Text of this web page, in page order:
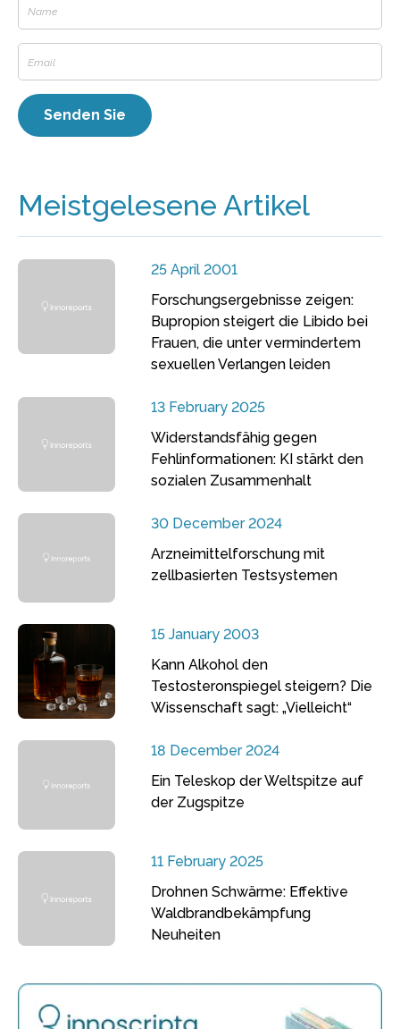
Meistgelesene Artikel
25 April 2001
Forschungsergebnisse zeigen:
Bupropion steigert die Libido bei
Frauen, die unter vermindertem
sexuellen Verlangen leiden
13 February 2025
Widerstandsfähig gegen
Fehlinformationen: KI stärkt den
sozialen Zusammenhalt
30 December 2024
Arzneimittelforschung mit
zellbasierten Testsystemen
15 January 2003
Kann Alkohol den
Testosteronspiegel steigern? Die
Wissenschaft sagt: „Vielleicht“
18 December 2024
Ein Teleskop der Weltspitze auf
der Zugspitze
11 February 2025
Drohnen Schwärme: Effektive
Waldbrandbekämpfung
Neuheiten